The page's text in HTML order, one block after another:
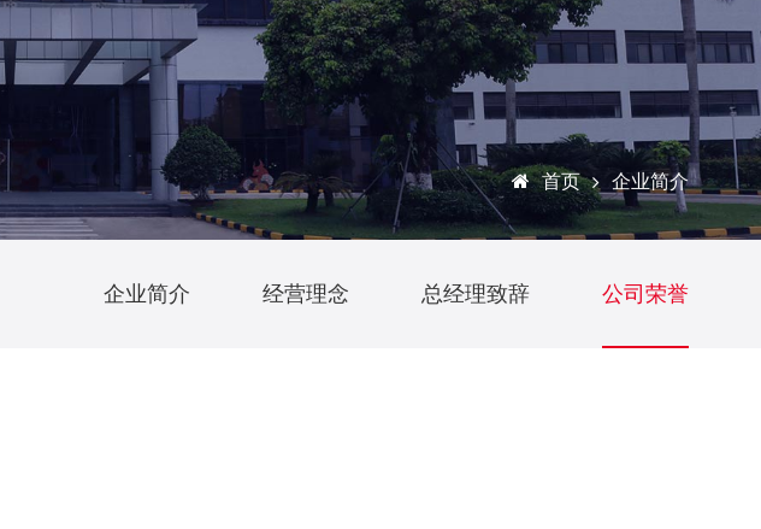
首页 企业简介
企业简介 经营理念 总经理致辞 公司荣誉